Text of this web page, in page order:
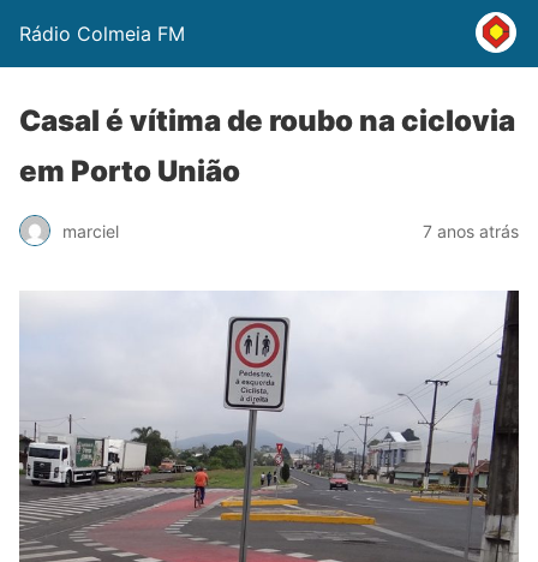
Rádio Colmeia FM
Casal é vítima de roubo na ciclovia
em Porto União
marciel 7 anos atrás